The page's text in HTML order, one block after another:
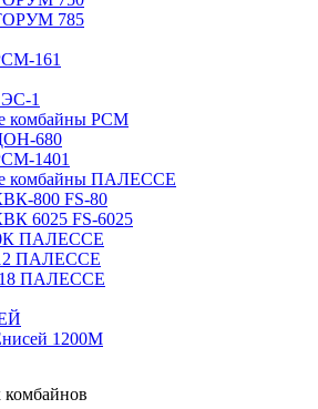
785
161
ЭС-1
комбайны РСМ
680
1401
комбайны ПАЛЕССЕ
800 FS-80
6025 FS-6025
ПАЛЕССЕ
ПАЛЕССЕ
ПАЛЕССЕ
1200М